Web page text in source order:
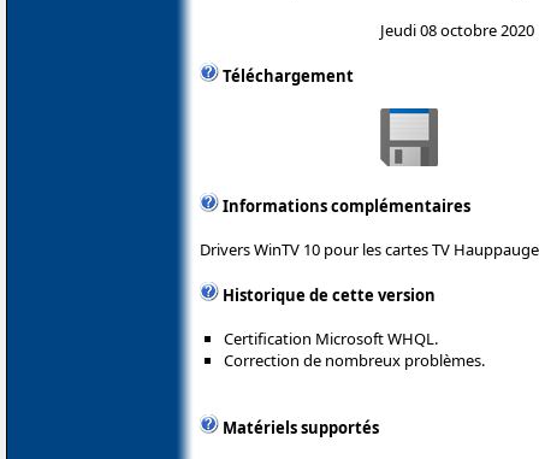
Jeudi 08 octobre 2020
Téléchargement
Informations complémentaires
Drivers WinTV 10 pour les cartes TV
Historique de cette version
Certification Microsoft WHQL.
Correction de nombreux problèmes.
Matériels supportés